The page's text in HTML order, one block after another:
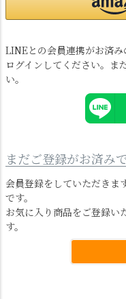
LINEとの会員連携がお済
ログインしてください。ま
い。
まだご登録がお済み
会員登録をしていただきま
です。
お気に入り商品をご登録い
す。